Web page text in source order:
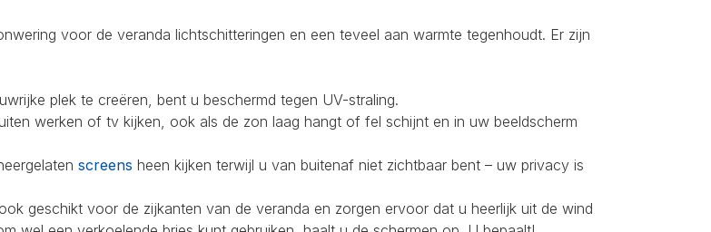
voor de veranda lichtschitteringen en een teveel aan warmte tegenhoudt. Er zijn
plek te creëren, bent u beschermd tegen UV-straling.
werken of tv kijken, ook als de zon laag hangt of fel schijnt en in uw beeldscherm
screens heen kijken terwijl u van buitenaf niet zichtbaar bent – uw privacy is
geschikt voor de zijkanten van de veranda en zorgen ervoor dat u heerlijk uit de wind